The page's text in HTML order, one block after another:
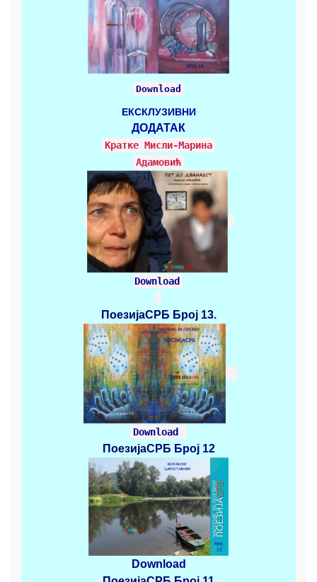
Download
ЕКСКЛУЗИВНИ
ДОДАТАК
Кратке Mисли-Марина
Адамовић
Download
ПоезијаСРБ Број 13.
Download
ПоезијаСРБ Број 12
Download